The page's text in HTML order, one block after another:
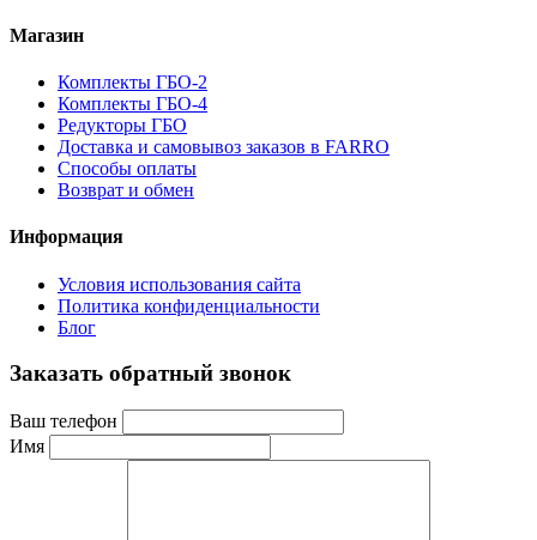
Магазин
Комплекты ГБО-2
Комплекты ГБО-4
Редукторы ГБО
Доставка и самовывоз заказов в FARRO
Способы оплаты
Возврат и обмен
Информация
Условия использования сайта
Политика конфиденциальности
Блог
Заказать обратный звонок
Ваш телефон
Имя